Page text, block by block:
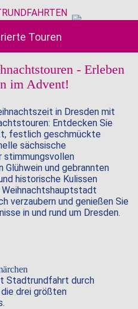
Touren
- Erleben
im Advent!
in Dresden mit
Entdecken Sie
festlich geschmückte
sächsische
stimmungsvollen
und gebrannten
historische Kulissen
verzaubern und genießen Sie
in und rund um Dresden.
Stadtrundfahrt durch
die drei größten